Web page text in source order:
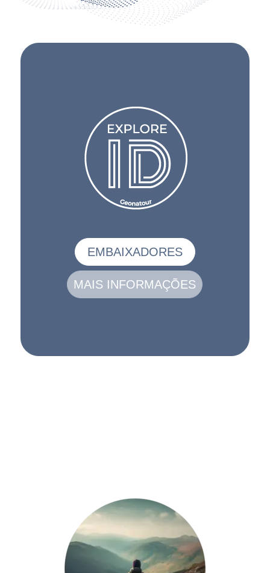
EMBAIXADORES
MAIS INFORMAÇÕES